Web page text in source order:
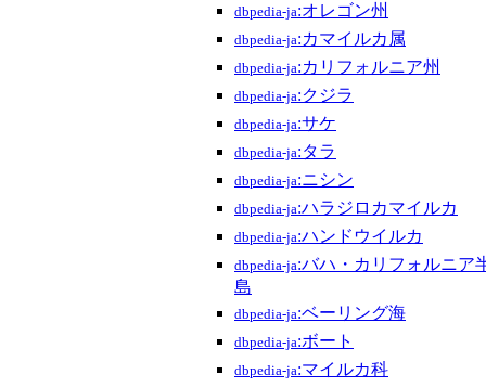
dbpedia-ja:オレゴン州
dbpedia-ja:カマイルカ属
dbpedia-ja:カリフォルニア州
dbpedia-ja:クジラ
dbpedia-ja:サケ
dbpedia-ja:タラ
dbpedia-ja:ニシン
dbpedia-ja:ハラジロカマイルカ
dbpedia-ja:ハンドウイルカ
dbpedia-ja:バハ・カリフォルニア
島
dbpedia-ja:ベーリング海
dbpedia-ja:ボート
dbpedia-ja:マイルカ科